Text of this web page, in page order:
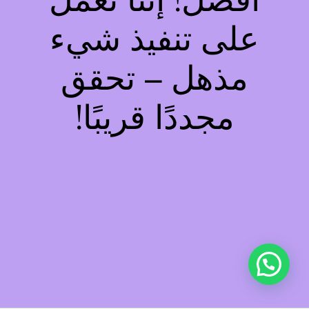
على تنفيذ شيء
مذهل – تحقق
مجددًا قريبًا!